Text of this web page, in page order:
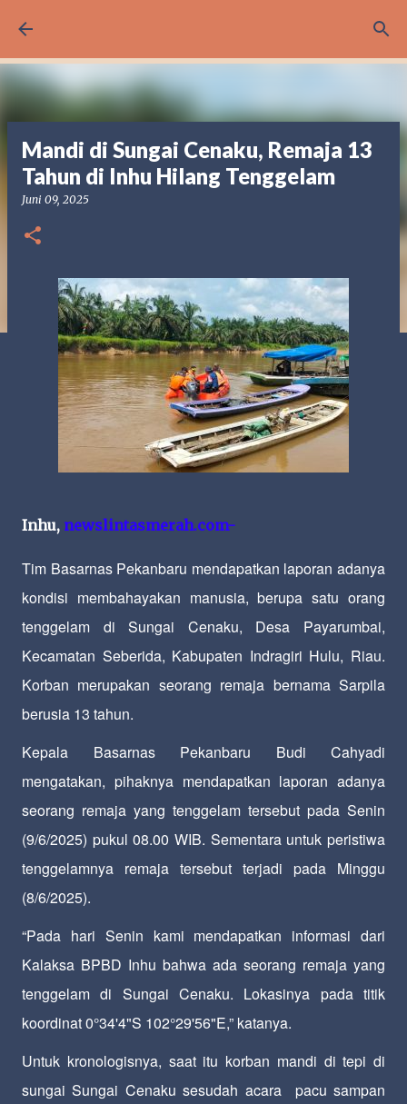
Mandi di Sungai Cenaku, Remaja 13
Tahun di Inhu Hilang Tenggelam
Juni 09, 2025
Inhu, newslintasmerah.com-
Tim Basarnas Pekanbaru mendapatkan laporan adanya
kondisi membahayakan manusia, berupa satu orang
tenggelam di Sungai Cenaku, Desa Payarumbai,
Kecamatan Seberida, Kabupaten Indragiri Hulu, Riau.
Korban merupakan seorang remaja bernama Sarpila
berusia 13 tahun.
Kepala Basarnas Pekanbaru Budi Cahyadi
mengatakan, pihaknya mendapatkan laporan adanya
seorang remaja yang tenggelam tersebut pada Senin
(9/6/2025) pukul 08.00 WIB. Sementara untuk peristiwa
tenggelamnya remaja tersebut terjadi pada Minggu
(8/6/2025).
“Pada hari Senin kami mendapatkan informasi dari
Kalaksa BPBD Inhu bahwa ada seorang remaja yang
tenggelam di Sungai Cenaku. Lokasinya pada titik
koordinat 0°34'4"S 102°29'56"E,” katanya.
Untuk kronologisnya, saat itu korban mandi di tepi di
sungai Sungai Cenaku sesudah acara pacu sampan